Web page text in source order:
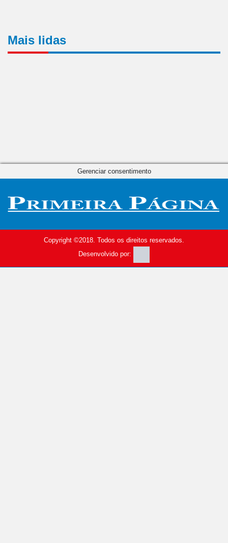
Mais lidas
Copyright ©2018. Todos os direitos reservados.
Desenvolvido por:
Gerenciar consentimento